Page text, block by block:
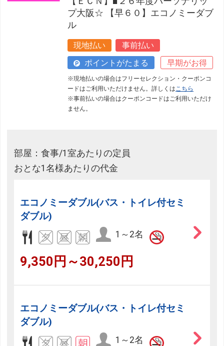
プ大阪☆ 【早６０】エコノミーダブ
ル
現地払い
事前払い
ポイントがたまる
早期がお得
※現地払いの場合はフリーセレクション・クーポンコ
ードはご利用いただけません。詳しくはこちら
※事前払いの場合はクーポンコードはご利用いただけ
ません。
部屋：食事/1室あたりの定員
おとな1名様あたりの代金
エコノミーダブル(バス・トイレ付セミ
ダブル)
1～2名
9,350円～30,250円
エコノミーダブル(バス・トイレ付セミ
ダブル)
1～2名
フリーセレクション・クーポンコードをご利用いただけな
閉じる